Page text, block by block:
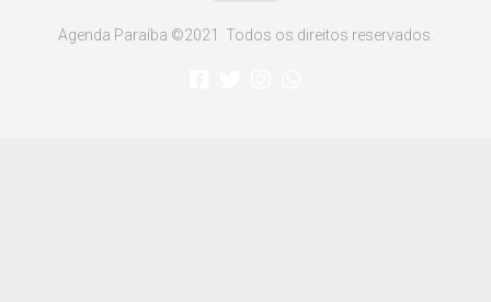
Agenda Paraíba ©2021. Todos os direitos reservados.